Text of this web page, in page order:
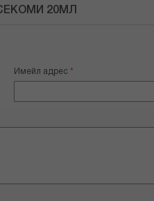
20МЛ
Имейл адрес